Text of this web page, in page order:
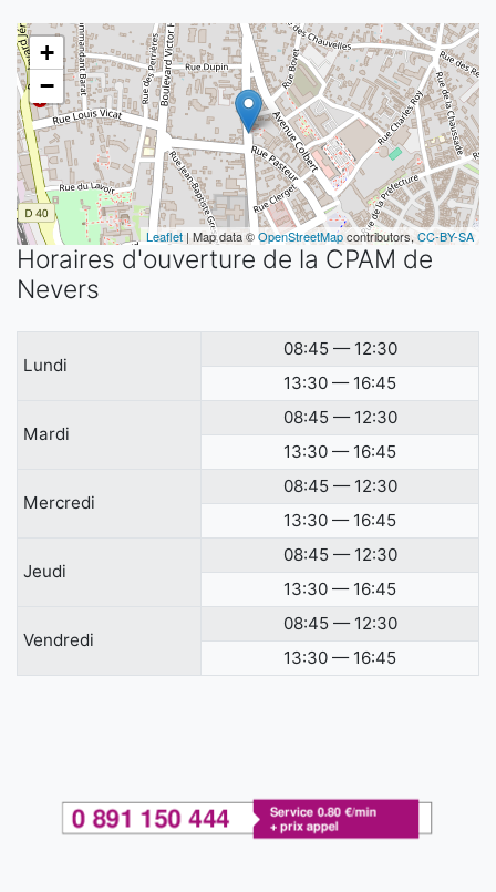
+
−
Leaflet | Map data ©OpenStreetMapcontributors, CC-BY-SA
Horaires d'ouverture de la CPAM de
Nevers
Lundi
08:45 — 12:30
13:30 — 16:45
Mardi
08:45 — 12:30
13:30 — 16:45
Mercredi
08:45 — 12:30
13:30 — 16:45
Jeudi
08:45 — 12:30
13:30 — 16:45
Vendredi
08:45 — 12:30
13:30 — 16:45